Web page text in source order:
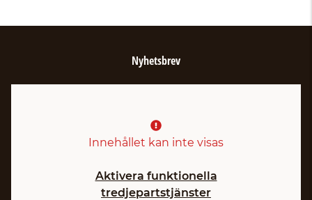
Nyhetsbrev
Innehållet kan inte visas
Aktivera funktionella
tredjepartstjänster